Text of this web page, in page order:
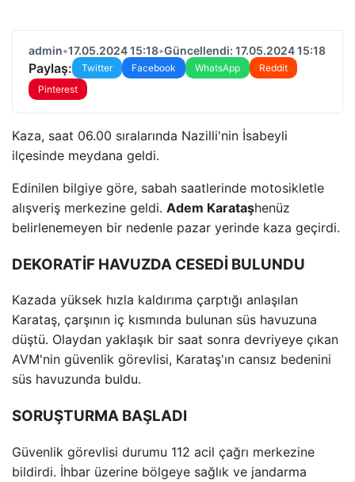
admin•17.05.2024 15:18•Güncellendi: 17.05.2024 15:18
Paylaş: Twitter Facebook WhatsApp
Reddit
Pinterest
Kaza, saat 06.00 sıralarında Nazilli'nin İsabeyli
ilçesinde meydana geldi.
Edinilen bilgiye göre, sabah saatlerinde motosikletle
alışveriş merkezine geldi. Adem Karataşhenüz
belirlenemeyen bir nedenle pazar yerinde kaza geçirdi.
DEKORATİF HAVUZDA CESEDİ BULUNDU
Kazada yüksek hızla kaldırıma çarptığı anlaşılan
Karataş, çarşının iç kısmında bulunan süs havuzuna
düştü. Olaydan yaklaşık bir saat sonra devriyeye çıkan
AVM'nin güvenlik görevlisi, Karataş'ın cansız bedenini
süs havuzunda buldu.
SORUŞTURMA BAŞLADI
Güvenlik görevlisi durumu 112 acil çağrı merkezine
bildirdi. İhbar üzerine bölgeye sağlık ve jandarma